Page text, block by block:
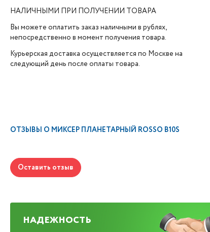
НАЛИЧНЫМИ ПРИ ПОЛУЧЕНИИ ТОВАРА
Вы можете оплатить заказ наличными в рублях,
непосредственно в момент получения товара.
Курьерская доставка осуществляется по Москве на
следующий день после оплаты товара.
ОТЗЫВЫ О МИКСЕР ПЛАНЕТАРНЫЙ ROSSO B10S
Оставить отзыв
НАДЕЖНОСТЬ